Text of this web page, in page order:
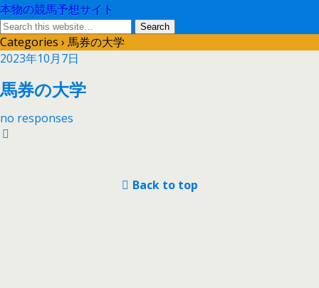
本物の競馬予想サイト
Categories › 馬券の大学
2023年10月7日
馬券の大学
no responses
Back to top